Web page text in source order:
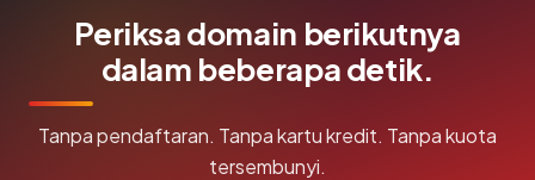
Periksa domain berikutnya
dalam beberapa detik.
Tanpa pendaftaran. Tanpa kartu kredit. Tanpa kuota
tersembunyi.